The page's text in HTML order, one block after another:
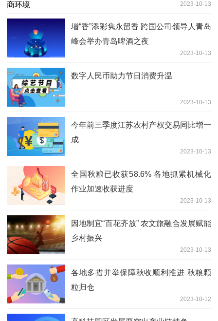
2023-10-13
增“香”添彩隽永留香 跨国公司领导人青岛
峰会举办青岛啤酒之夜
2023-10-13
数字人民币助力节日消费升温
2023-10-13
今年前三季度江苏农村产权交易同比增一
成
2023-10-13
全国秋粮已收获58.6% 各地抓紧机械化
作业加速收获进度
2023-10-13
因地制宜“百花齐放” 农文旅融合发展赋能
乡村振兴
2023-10-13
各地多措并举保障秋收顺利推进 秋粮颗
粒归仓
2023-10-12